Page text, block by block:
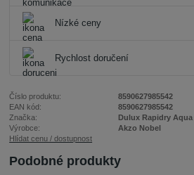
Nízké ceny
Rychlost doručení
Číslo produktu:
8590627985542
EAN kód:
8590627985542
Značka:
Dulux Rapidry Aqua
Výrobce:
Akzo Nobel
Hlídat cenu / dostupnost
Podobné produkty